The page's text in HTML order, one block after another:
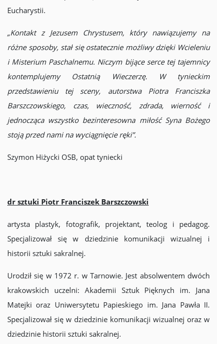
Eucharystii.
„Kontakt z Jezusem Chrystusem, który nawiązujemy na
różne sposoby, stał się ostatecznie możliwy dzięki Wcieleniu
i Misterium Paschalnemu. Niczym bijące serce tej tajemnicy
kontemplujemy Ostatnią Wieczerzę. W tynieckim
przedstawieniu tej sceny, autorstwa Piotra Franciszka
Barszczowskiego, czas, wieczność, zdrada, wierność i
jednocząca wszystko bezinteresowna miłość Syna Bożego
stoją przed nami na wyciągnięcie ręki”.
Szymon Hiżycki OSB, opat tyniecki
dr sztuki Piotr Franciszek Barszczowski
artysta plastyk, fotografik, projektant, teolog i pedagog.
Specjalizował się w dziedzinie komunikacji wizualnej i
historii sztuki sakralnej.
Urodził się w 1972 r. w Tarnowie. Jest absolwentem dwóch
krakowskich uczelni: Akademii Sztuk Pięknych im. Jana
Matejki oraz Uniwersytetu Papieskiego im. Jana Pawła II.
Specjalizował się w dziedzinie komunikacji wizualnej oraz w
dziedzinie historii sztuki sakralnej.